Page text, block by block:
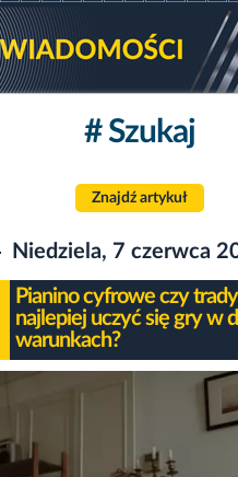
# Szukaj
Znajdź artykuł
Niedziela, 7 czerwca
Pianino cyfrowe czy
najlepiej uczyć się gry w
warunkach?